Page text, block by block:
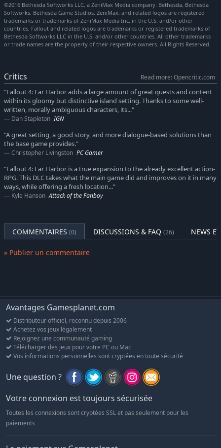
©2016 Bethesda Softworks LLC, a ZeniMax Media company. Bethesda, Bethesda
Softworks, Bethesda Game Studios, ZeniMax, and related logos are registered
trademarks or trademarks of ZeniMax Media Inc. in the U.S. and/or other
countries. Fallout and related logos are trademarks or registered trademarks of
Bethesda Softworks LLC in the U.S. and/or other countries. All other trademarks
or trade names are the property of their respective owners. All Rights Reserved.
Critics
Read more: Opencritic.com
"Fallout 4: Far Harbor adds a large amount of great quests and content
within its gloomy but distinctive island setting. Thanks to some well-
written, morally ambiguous characters, its..."
Dan Stapleton IGN
"A great setting, a good story, and more dialogue-based solutions than
the base game provides."
Christopher Livingston PC Gamer
"Fallout 4: Far Harbor is a true expansion to the already excellent action-
RPG. This DLC takes what the main game did and improves on it in many
ways, while offering a fresh location..."
Kyle Hanson Attack of the Fanboy
COMMENTAIRES (0) DISCUSSIONS & FAQ (26) NEWS
» Publier un commentaire
Avantages Gamesplanet.com
Distributeur officiel, reconnu depuis 2006
Achetez vos jeux légalement
Rejoignez une communauté gaming
Télécharger des jeux pour votre PC ou Mac
Vos informations personnelles sont cryptées en toute sécurité
Une question ?
Votre connexion est toujours sécurisée
Toutes les connexions sont cryptées SSL et pas seulement pour les
paiements